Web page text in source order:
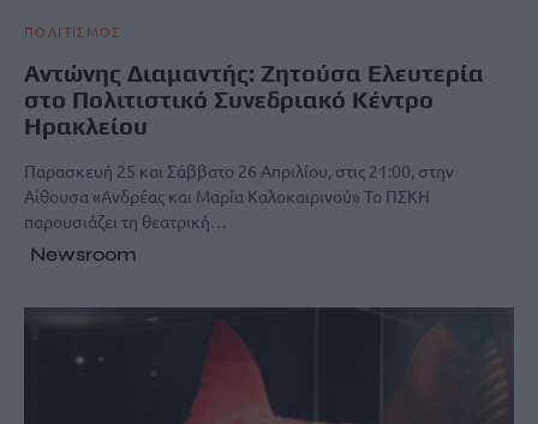
ΠΟΛΙΤΙΣΜΟΣ
Αντώνης Διαμαντής: Ζητούσα Ελευτερία
στο Πολιτιστικό Συνεδριακό Κέντρο
Ηρακλείου
Παρασκευή 25 και Σάββατο 26 Απριλίου, στις 21:00, στην
Αίθουσα «Ανδρέας και Μαρία Καλοκαιρινού» Το ΠΣΚΗ
παρουσιάζει τη θεατρική…
Newsroom